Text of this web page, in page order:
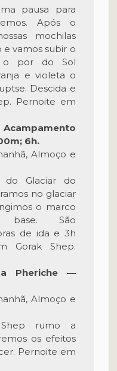
pausa para
Após o
mochilas
vamos subir o
o por do Sol
e violeta o
Descida e
Pernoite em
Acampamento
6h.
Almoço e
do Glaciar do
no glaciar
o marco
base. São
de ida e 3h
Gorak Shep.
a Pheriche —
Almoço e
rumo a
os efeitos
Pernoite em